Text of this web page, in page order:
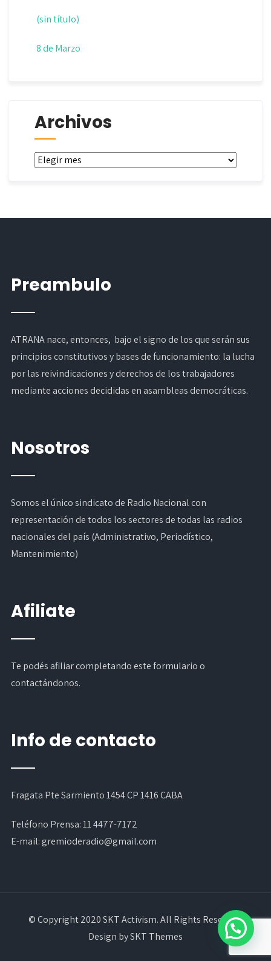
(sin título)
8 de Marzo
Archivos
Archivos
Preambulo
ATRANA nace, entonces, bajo el signo de los que serán sus
principios constitutivos y bases de funcionamiento: la lucha
por las reivindicaciones y derechos de los trabajadores
mediante acciones decididas en asambleas democráticas.
Nosotros
Somos el único sindicato de Radio Nacional con
representación de todos los sectores de todas las radios
nacionales del país (Administrativo, Periodístico,
Mantenimiento)
Afiliate
Te podés afiliar completandoeste formularioo
contactándonos.
Info de contacto
Fragata Pte Sarmiento 1454 CP 1416 CABA
Teléfono Prensa:11 4477-7172
E-mail:gremioderadio@gmail.com
© Copyright 2020 SKT Activism. All Rights Reserved.
Design by SKT Themes